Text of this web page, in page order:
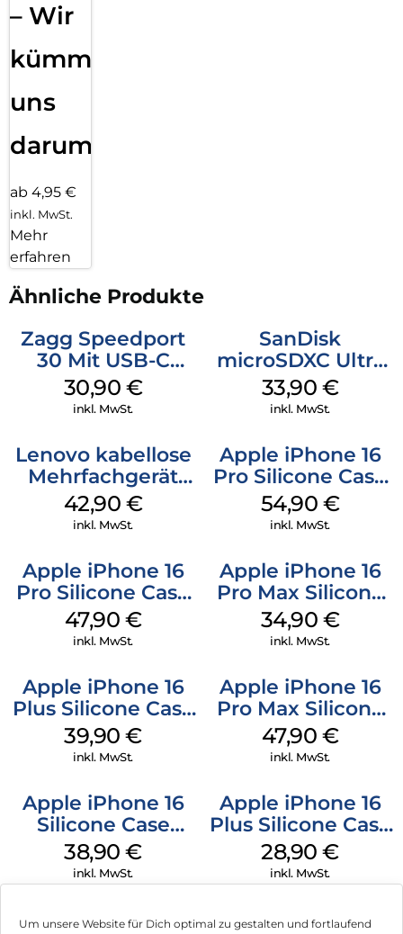
Um unsere Website für Dich optimal zu gestalten und fortlaufend
– Wir
kümmern
uns
darum!
ab 4,95 €
inkl. MwSt.
Mehr
erfahren
Ähnliche Produkte
Zagg Speedport
30 Mit USB-C
Kabel Weiß
30,90 €
inkl. MwSt.
SanDisk
microSDXC Ultra
128 GB + Adapter
Mobile
33,90 €
inkl. MwSt.
Lenovo kabellose
Mehrfachgerät
Luna Grey
42,90 €
inkl. MwSt.
Apple iPhone 16
Pro Silicone Case
MagSafe Black
54,90 €
inkl. MwSt.
Apple iPhone 16
Pro Silicone Case
MagSafe Denim
47,90 €
inkl. MwSt.
Apple iPhone 16
Pro Max Silicone
Case MagSafe
Denim
34,90 €
inkl. MwSt.
Apple iPhone 16
Plus Silicone Case
MagSafe Plum
39,90€
inkl. MwSt.
Apple iPhone 16
Pro Max Silicone
Case MagSafe
Black
47,90 €
inkl. MwSt.
Apple iPhone 16
Silicone Case
MagSafe
Ultramarine
38,90€
inkl. MwSt.
Apple iPhone 16
Plus Silicone Case
MagSafe Black
28,90€
inkl. MwSt.